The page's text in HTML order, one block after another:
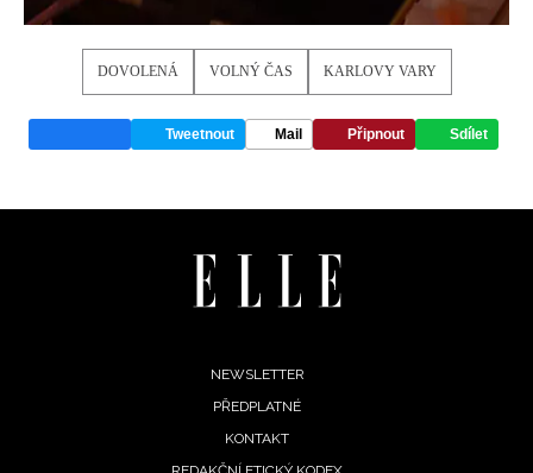
DOVOLENÁ VOLNÝ ČAS KARLOVY VARY
Tweetnout Mail Připnout Sdílet
NEWSLETTER
PŘEDPLATNÉ
KONTAKT